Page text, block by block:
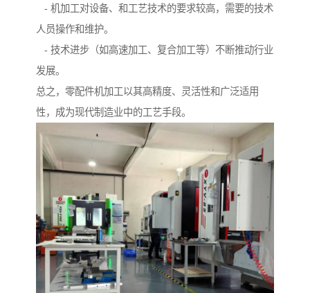
- 机加工对设备、和工艺技术的要求较高，需要的技术
人员操作和维护。
- 技术进步（如高速加工、复合加工等）不断推动行业
发展。
总之，零配件机加工以其高精度、灵活性和广泛适用
性，成为现代制造业中的工艺手段。